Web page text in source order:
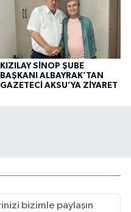
KIZILAY SİNOP ŞUBE
BAŞKANI ALBAYRAK’TAN
GAZETECİ AKSU’YA ZİYARET